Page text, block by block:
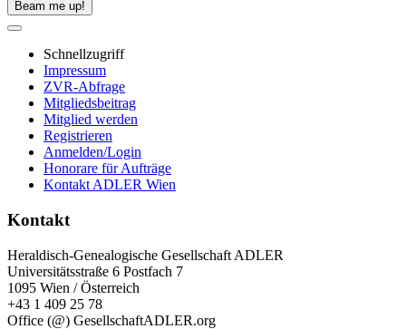
Beam me up!
Schnellzugriff
Impressum
ZVR-Abfrage
Mitgliedsbeitrag
Mitglied werden
Registrieren
Anmelden/Login
Honorare für Aufträge
Kontakt ADLER Wien
Kontakt
Heraldisch-Genealogische Gesellschaft ADLER
Universitätsstraße 6 Postfach 7
1095 Wien / Österreich
+43 1 409 25 78
Office (@) GesellschaftADLER.org